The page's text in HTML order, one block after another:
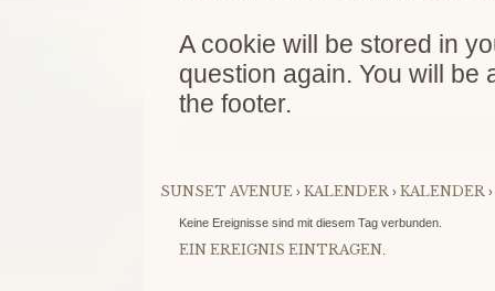
A cookie will be stored in
question again. You will be
the footer.
SUNSET AVENUE › KALENDER › KALENDER ›
Keine Ereignisse sind mit diesem Tag verbunden.
EIN EREIGNIS EINTRAGEN